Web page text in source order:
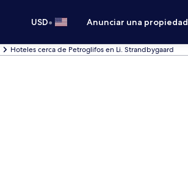
USD• Anunciar una propiedad
Hoteles cerca de Petroglifos en Li. Strandbygaard